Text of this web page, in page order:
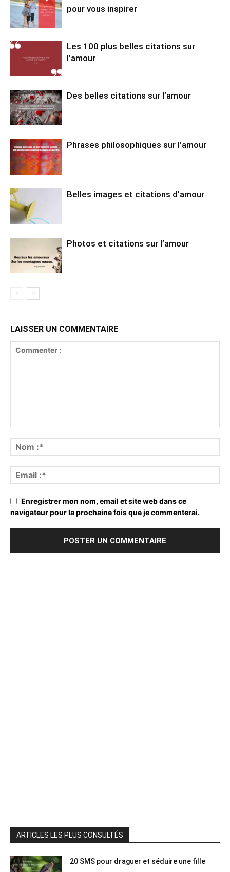
pour vous inspirer
Les 100 plus belles citations sur
l’amour
Des belles citations sur l’amour
Phrases philosophiques sur l’amour
Belles images et citations d’amour
Photos et citations sur l’amour
LAISSER UN COMMENTAIRE
Enregistrer mon nom, email et site web dans ce
navigateur pour la prochaine fois que je commenterai.
ARTICLES LES PLUS CONSULTÉS
20 SMS pour draguer et séduire une fille